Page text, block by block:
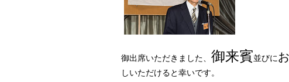
御出席いただきました、 御来賓並びに
しいただけると幸いです。